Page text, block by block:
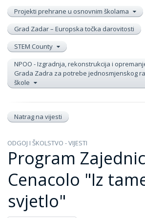
Projekti prehrane u osnovnim školama
Grad Zadar – Europska točka darovitosti
STEM County
NPOO - Izgradnja, rekonstrukcija i
Grada Zadra za potrebe jednosmjenskog
škole
Natrag na vijesti
ODGOJ I ŠKOLSTVO - VIJESTI
Program
Cenacolo "Iz
svjetlo"